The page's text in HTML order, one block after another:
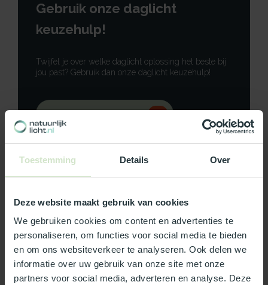
Toestemming Details Over
Deze website maakt gebruik van cookies
We gebruiken cookies om content en advertenties te
personaliseren, om functies voor social media te bieden
en om ons websiteverkeer te analyseren. Ook delen we
informatie over uw gebruik van onze site met onze
partners voor social media, adverteren en analyse. Deze
Gebruik onze daglicht
keuzehulp!
Twijfel je over welke daglicht oplossing het beste bij
jou past? Gebruik dan onze daglicht keuzehulp!
Neem contact op
Productomschrijving
Specificaties
Reviews